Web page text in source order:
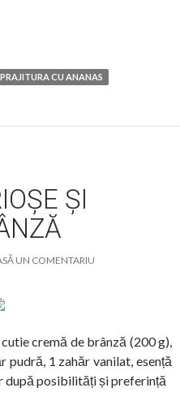
de Dragobete
PRAJITURA CU ANANAS
ȘI
UN COMENTARIU
cremă de brânză (200 g),
1 zahăr vanilat, esență
după posibilități și preferință